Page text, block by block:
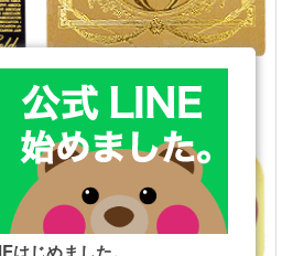
◆ロイヤルゴールドラベル
・使用羽毛品質 ★★★★★
・嵩高性165mm以上
・ダウンパワー400DP以上